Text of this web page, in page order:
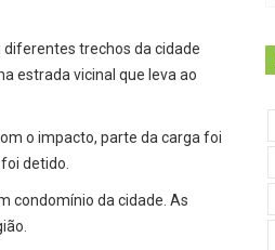
trechos da cidade
estrada vicinal que leva ao
o impacto, parte da carga foi
detido.
condomínio da cidade. As